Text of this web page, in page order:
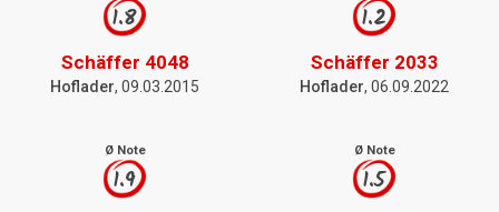
1.8
Schäffer 4048
Hoflader, 09.03.2015
1.2
Schäffer 2033
Hoflader, 06.09.2022
Ø Note
1.9
Ø Note
1.5